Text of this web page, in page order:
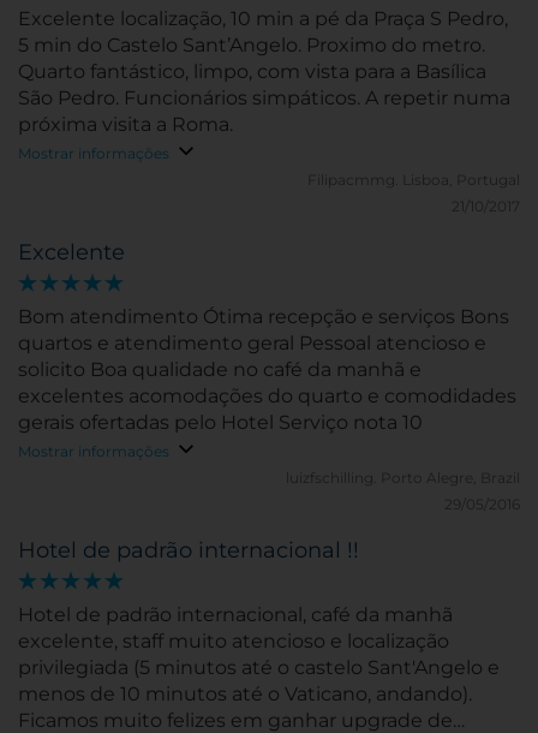
Excelente localização, 10 min a pé da Praça S Pedro,
5 min do Castelo Sant’Angelo. Proximo do metro.
Quarto fantástico, limpo, com vista para a Basílica
São Pedro. Funcionários simpáticos. A repetir numa
próxima visita a Roma.
Mostrar informações
Filipacmmg.
Lisboa, Portugal
21/10/2017
Excelente
Bom atendimento Ótima recepção e serviços Bons
quartos e atendimento geral Pessoal atencioso e
solicito Boa qualidade no café da manhã e
excelentes acomodações do quarto e comodidades
gerais ofertadas pelo Hotel Serviço nota 10
Mostrar informações
luizfschilling.
Porto Alegre, Brazil
29/05/2016
Hotel de padrão internacional !!
Hotel de padrão internacional, café da manhã
excelente, staff muito atencioso e localização
privilegiada (5 minutos até o castelo Sant'Angelo e
menos de 10 minutos até o Vaticano, andando).
Ficamos muito felizes em ganhar upgrade de